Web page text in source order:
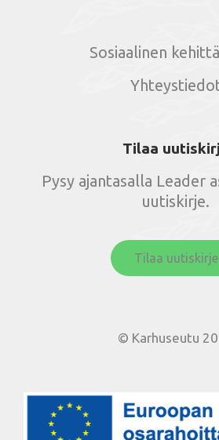
Sosiaalinen
Tilaa
Pysy ajantasalla Leader
uutiskirje.
Tilaa uutiskirje
© Karhuseutu